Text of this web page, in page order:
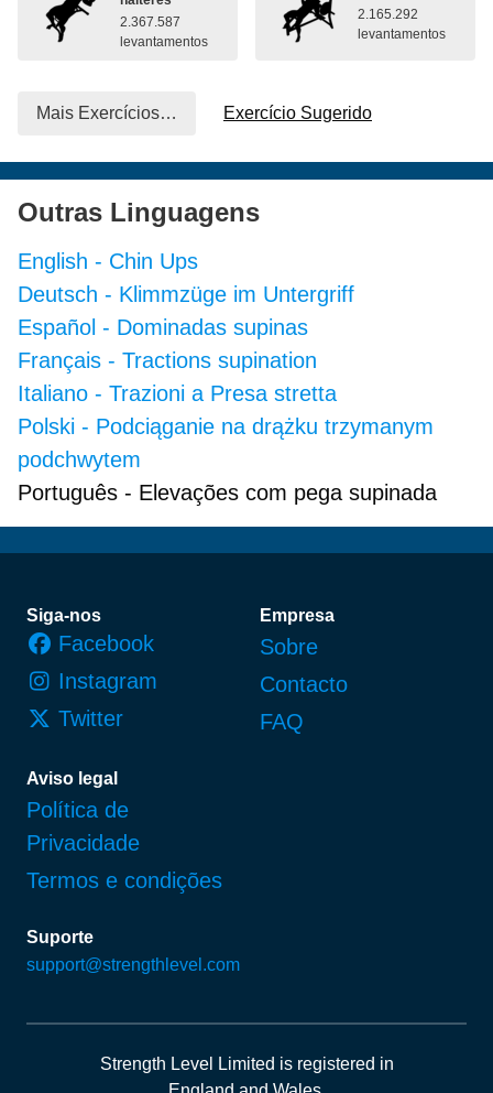
2.367.587
levantamentos
2.165.292
levantamentos
Mais Exercícios… Exercício Sugerido
Outras Linguagens
English - Chin Ups
Deutsch - Klimmzüge im Untergriff
Español - Dominadas supinas
Français - Tractions supination
Italiano - Trazioni a Presa stretta
Polski - Podciąganie na drążku trzymanym
podchwytem
Português - Elevações com pega supinada
Rodapé
Siga-nos
Facebook
Instagram
Twitter
Empresa
Sobre
Contacto
FAQ
Aviso legal
Política de
Privacidade
Termos e condições
Suporte
support@strengthlevel.com
Strength Level Limited is registered in